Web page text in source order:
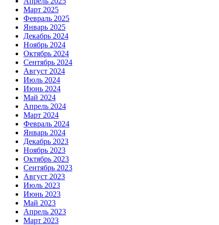
Март 2025
Февраль 2025
Январь 2025
Декабрь 2024
Ноябрь 2024
Октябрь 2024
Сентябрь 2024
Август 2024
Июль 2024
Июнь 2024
Май 2024
Апрель 2024
Март 2024
Февраль 2024
Январь 2024
Декабрь 2023
Ноябрь 2023
Октябрь 2023
Сентябрь 2023
Август 2023
Июль 2023
Июнь 2023
Май 2023
Апрель 2023
Март 2023